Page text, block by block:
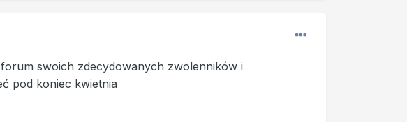
swoich zdecydowanych zwolenników i
pod koniec kwietnia